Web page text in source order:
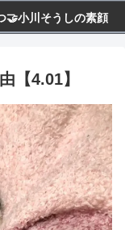
🤝小川そうしの素顔
【4.01】